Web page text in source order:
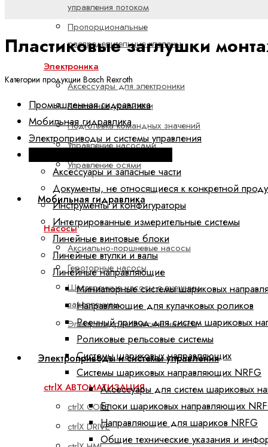
управления потоком
Пропорциональные
распределительные клапаны
Электроника
Аксессуары для электроники
Клапанные усилители
Подготовка командных значений
Управление насосами
Управление осями
Мобильная гидравлика
Насосы
Аксиально-поршневые насосы
Героторные насосы
Шестеренные насосы с внешним
зацеплением
Электрогидравлические насосы
Электроприводы и системы управления
ctrlX АВТОМАТИЗАЦИЯ
ctrlX CORE
ctrlX DRIVE
Пластиковые заглушки
Категории продукции Bosch Rexroth
Промышленная гидравлика
Мобильная гидравлика
Электроприводы и системы управления
Аксессуары и запасные части
Документы, не относящиеся к конкретной
Инструменты и конфигураторы
Интегрированные измерительные системы
Линейные винтовые блоки
Линейные втулки и валы
Линейные направляющие
Миниатюрные системы шариковых
Направляющие для кулачковых роликов
Реечный привод для систем шариковых
Роликовые рельсовые системы
Системы шариковых направляющих
Системы шариковых направляющих NRFG
Аксессуары для систем шариковых
Блоки шариковых направляющих
Направляющие для шариков NRFG
Общие технические указания и